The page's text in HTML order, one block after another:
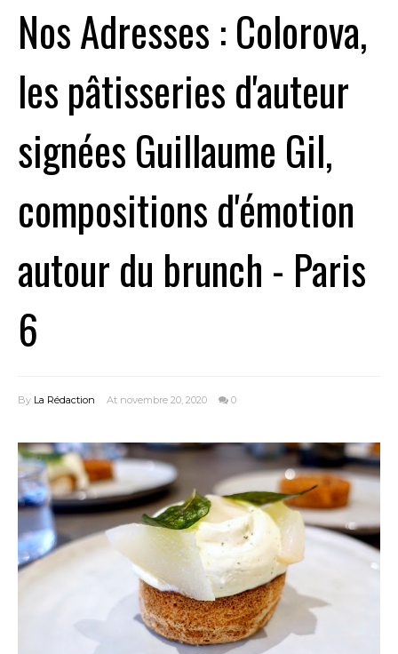
Nos Adresses : Colorova,
les pâtisseries d'auteur
signées Guillaume Gil,
compositions d'émotion
autour du brunch - Paris
6
By La Rédaction At novembre 20, 2020 0